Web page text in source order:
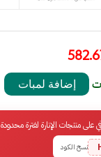
إضافة لمبات
منتجات الإنارة لفترة محدودة
نسخ الكود